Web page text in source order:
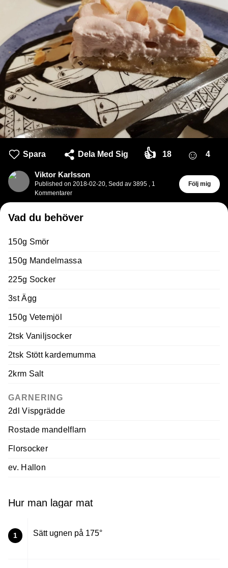
Spara Dela Med Sig 👍 18 ☺ 4
Viktor Karlsson
Published on 2018-02-20, Sedd av 3895 , 1
Kommentarer
Följ mig
Vad du behöver
150g Smör
150g Mandelmassa
225g Socker
3st Ägg
150g Vetemjöl
2tsk Vaniljsocker
2tsk Stött kardemumma
2krm Salt
GARNERING
2dl Vispgrädde
Rostade mandelflarn
Florsocker
ev. Hallon
Hur man lagar mat
1 Sätt ugnen på 175°